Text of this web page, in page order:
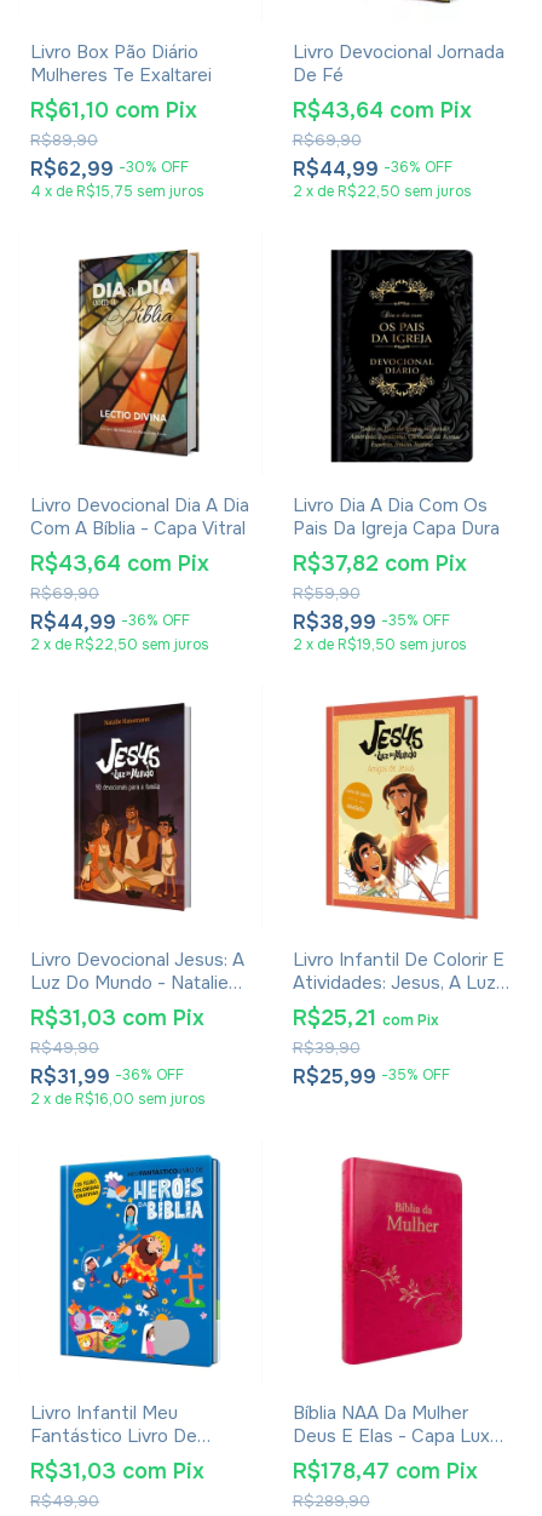
Livro Box Pão Diário
Mulheres Te Exaltarei
R$62,99 -30% OFF
R$89,90
R$61,10 com Pix
4 x de R$15,75 sem juros
Livro Devocional Jornada
De Fé
R$44,99 -36% OFF
R$69,90
R$43,64 com Pix
2 x de R$22,50 sem juros
Livro Devocional Dia A Dia
Com A Bíblia - Capa Vitral
R$44,99 -36% OFF
R$69,90
R$43,64 com Pix
2 x de R$22,50 sem juros
Livro Dia A Dia Com Os
Pais Da Igreja Capa Dura
R$38,99 -35% OFF
R$59,90
R$37,82 com Pix
2 x de R$19,50 sem juros
Livro Devocional Jesus: A
Luz Do Mundo - Natalie
Hanemann
R$31,99 -36% OFF
R$49,90
R$31,03 com Pix
2 x de R$16,00 sem juros
Livro Infantil De Colorir E
Atividades: Jesus, A Luz
Do Mundo - Amigos De
Jesus
R$25,99 -35% OFF
R$39,90
R$25,21 com Pix
Livro Infantil Meu
Fantástico Livro De
Heróis Da Bíblia
R$49,90
R$31,03 com Pix
Bíblia NAA Da Mulher
Deus E Elas - Capa Luxo
Rosa
R$289,90
R$178,47 com Pix